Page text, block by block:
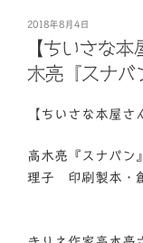
投
日:
2018年8月4日
【ちいさな
木亮『スナバ
【ちいさな本屋
高木亮『スナバ
理子 印刷製本・